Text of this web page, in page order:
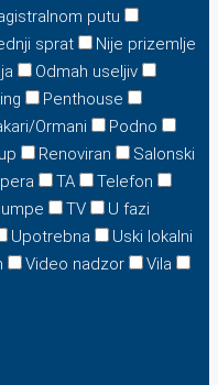
putu
sprat
Nije prizemlje
Odmah useljiv
Penthouse
Ormani
Podno
Renoviran
Salonski
TA
Telefon
TV
U fazi
Upotrebna
Uski lokalni
Video nadzor
Vila